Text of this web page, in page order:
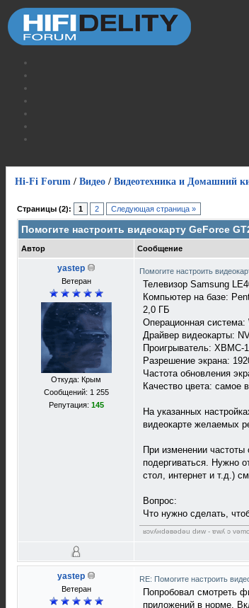
Hi-Fi Forum / Видео / Видеотехника и Домашний
Страницы (2): 1 2 Следующая страница »
Помогите настроить видеокарту GeForce
Автор Сообщение
yastep
Ветеран
Откуда: Крым
Сообщений: 1 255
Репутация: 145
Помогите настроить
Телевизор Samsung
Компьютер на базе:
2,0 ГБ
Операционная
Драйвер видеокарты:
Проигрыватель: XBMC-
Разрешение экрана:
Частота обновления
Качество цвета: самое
На указанных
видеокарте желаемых
При изменении частоты
подергиваться. Нужно
стол, интернет и т.д.)
Вопрос:
Что нужно сделать,
ʁɔvʎнdǝвǝdǝu dиw - ɐwʎ ɔ
yastep
Ветеран
RE: Помогите настроить
Попробовал смотреть
приложений в норме.